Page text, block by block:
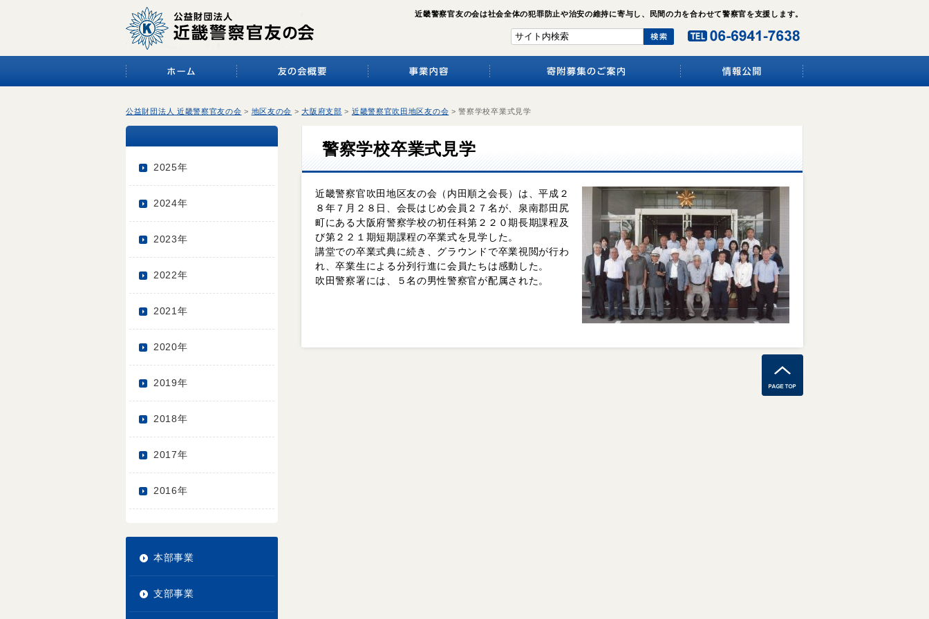
近畿警察官友の会は社会全体の犯罪防止や治安の維持に寄与し、民間の力を合わせて警察官を支援します。
公益財団法人 近畿警察官友の会 > 地区友の会 >大阪府支部 > 近畿警察官吹田地区友の会 >警察学校卒業式見学
警察学校卒業式見学
近畿警察官吹田地区友の会（内田順之会長）は、平成２
８年７月２８日、会長はじめ会員２７名が、泉南郡田尻
町にある大阪府警察学校の初任科第２２０期長期課程及
び第２２１期短期課程の卒業式を見学した。
講堂での卒業式典に続き、グラウンドで卒業視閲が行わ
れ、卒業生による分列行進に会員たちは感動した。
吹田警察署には、５名の男性警察官が配属された。
2025年
2024年
2023年
2022年
2021年
2020年
2019年
2018年
2017年
2016年
本部事業
支部事業